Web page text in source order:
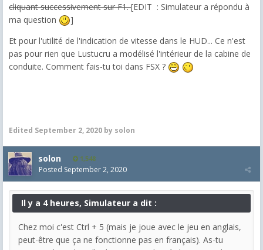
cliquant successivement sur F1.[EDIT : Simulateur a répondu à
ma question
]
Et pour l'utilité de l'indication de vitesse dans le HUD... Ce n'est
pas pour rien que Lustucru a modélisé l'intérieur de la cabine de
conduite. Comment fais-tu toi dans FSX ?
Edited September 2, 2020 by solon
solon 1,548
Posted September 2, 2020
Il y a 4 heures, Simulateur a dit :
Chez moi c'est Ctrl + 5 (mais je joue avec le jeu en anglais,
peut-être que ça ne fonctionne pas en français). As-tu